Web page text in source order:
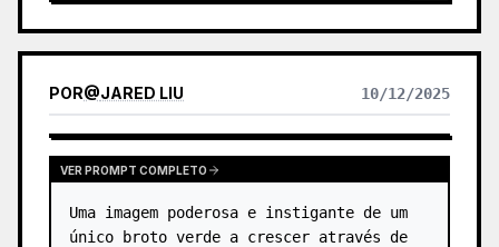
POR@JARED LIU 10/12/2025
VER PROMPT COMPLETO
Uma imagem poderosa e instigante de um
único broto verde a crescer através de